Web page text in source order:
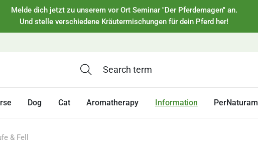
Melde dich jetzt zu unserem vor Ort Seminar "Der Pferdemagen" an.
Und stelle verschiedene Kräutermischungen für dein Pferd her!
Dog Cat Aromatherapy Information PerNaturam
& Fell